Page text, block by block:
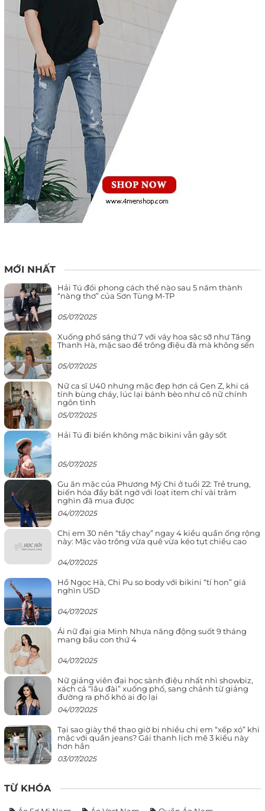
MỚI NHẤT
Hải Tú đổi phong cách thế nào sau 5 năm thành
“nàng thơ” của Sơn Tùng M-TP
05/07/2025
Xuống phố sáng thứ 7 với váy hoa sặc sỡ như Tăng
Thanh Hà, mặc sao để trông điệu đà mà không sến
05/07/2025
Nữ ca sĩ U40 nhưng mặc đẹp hơn cả Gen Z, khi cá
tính bùng cháy, lúc lại bánh bèo như cô nữ chính
ngôn tình
05/07/2025
Hải Tú đi biển không mặc bikini vẫn gây sốt
05/07/2025
Gu ăn mặc của Phương Mỹ Chi ở tuổi 22: Trẻ trung,
biến hóa đầy bất ngờ với loạt item chỉ vài trăm
nghìn đã mua được
04/07/2025
Chị em 30 nên “tẩy chay” ngay 4 kiểu quần ống rộng
này: Mặc vào trông vừa quê vừa kéo tụt chiều cao
04/07/2025
Hồ Ngọc Hà, Chi Pu so body với bikini “tí hon” giá
nghìn USD
04/07/2025
Ái nữ đại gia Minh Nhựa năng động suốt 9 tháng
mang bầu con thứ 4
04/07/2025
Nữ giảng viên đại học sành điệu nhất nhì showbiz,
xách cả “lâu đài” xuống phố, sang chảnh từ giảng
đường ra phố khó ai đọ lại
04/07/2025
Tại sao giày thể thao giờ bị nhiều chị em “xếp xó” khi
mặc với quần jeans? Gái thanh lịch mê 3 kiểu này
hơn hẳn
03/07/2025
TỪ KHÓA